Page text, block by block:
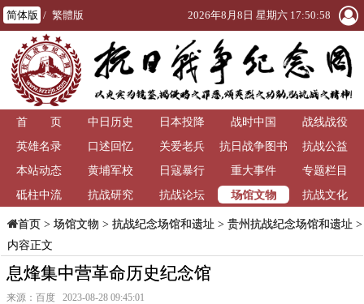
简体版 / 繁體版 2026年8月8日 星期六 17:50:58
首 页 中日历史 日本投降 战时中国
战线战役
英雄名录
口述回忆 关爱老兵
抗日战争图书
馆
抗战公益
本站动态
黄埔军校 日寇暴行 重大事件
专题栏目
砥柱中流
抗战研究 抗战论坛 场馆文物 抗战文化
首页> 场馆文物 > 抗战纪念场馆和遗址 > 贵州抗战纪念场馆和遗址 >
内容正文
息烽集中营革命历史纪念馆
来源：百度 2023-08-28 09:45:01